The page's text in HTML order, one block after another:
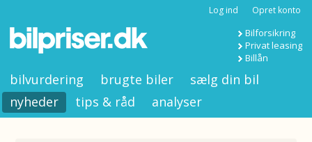
Log ind Opret konto
Bilforsikring
Privat leasing
Billån
bilvurdering brugte biler
sælg din bil
nyheder
tips & råd analyser